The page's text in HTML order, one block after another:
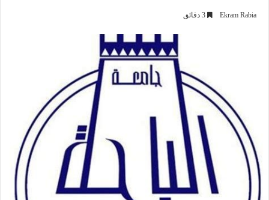
Ekram Rabia